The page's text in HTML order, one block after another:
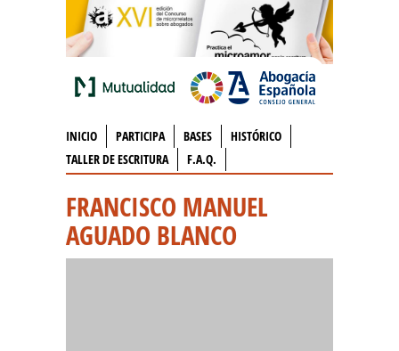
INICIO PARTICIPA BASES
HISTÓRICO
TALLER DE ESCRITURA
F.A.Q.
FRANCISCO MANUEL
AGUADO BLANCO